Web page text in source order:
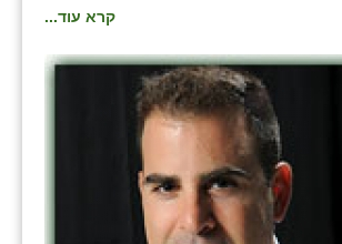
קרא עוד...